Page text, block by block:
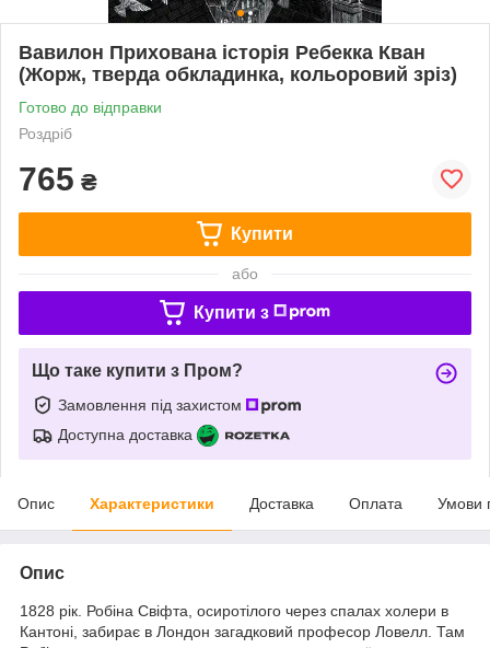
Вавилон Прихована історія Ребекка Кван
(Жорж, тверда обкладинка, кольоровий зріз)
Готово до відправки
Роздріб
765 ₴
Купити
або
Купити з
Що таке купити з Пром?
Замовлення під захистом
Доступна доставка
Опис Характеристики Доставка Оплата Умови
Опис
1828 рік. Робіна Свіфта, осиротілого через спалах холери в
Кантоні, забирає в Лондон загадковий професор Ловелл. Там